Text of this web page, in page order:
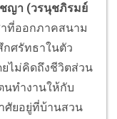
ญา (วรนุชภิรมย์
ที่ออกภาคสนาม
ศรัทธาในตัว
ไม่คิดถึงชีวิตส่วน
ทำงานให้กับ
ศัยอยู่ที่บ้านสวน